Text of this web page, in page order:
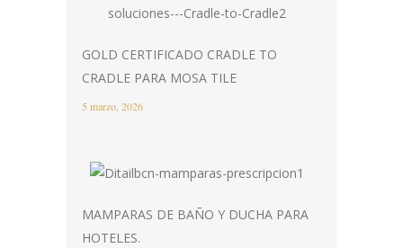
GOLD CERTIFICADO CRADLE TO
CRADLE PARA MOSA TILE
5 marzo, 2026
MAMPARAS DE BAÑO Y DUCHA PARA
HOTELES.